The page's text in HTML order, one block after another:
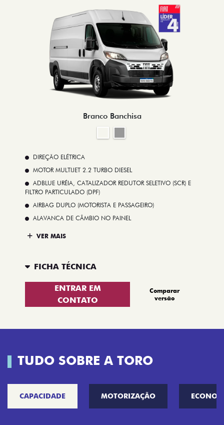
Branco Banchisa
DIREÇÃO ELÉTRICA
MOTOR MULTIJET 2.2 TURBO DIESEL
ADBLUE URÉIA, CATALIZADOR REDUTOR SELETIVO (SCR) E
FILTRO PARTICULADO (DPF)
AIRBAG DUPLO (MOTORISTA E PASSAGEIRO)
ALAVANCA DE CÂMBIO NO PAINEL
VER MAIS
FICHA TÉCNICA
ENTRAR EM
CONTATO
Comparar
versão
TUDO SOBRE A TORO
CAPACIDADE MOTORIZAÇÃO